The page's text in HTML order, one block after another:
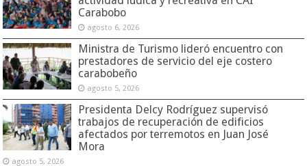
Carabobo
agosto 6, 2026
Ministra de Turismo lideró encuentro con
prestadores de servicio del eje costero
carabobeño
agosto 5, 2026
Presidenta Delcy Rodríguez supervisó
trabajos de recuperación de edificios
afectados por terremotos en Juan José
Mora
agosto 5, 2026